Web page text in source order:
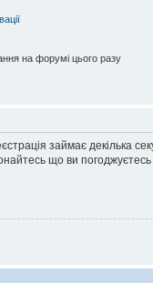
на форумі цього разу
займає декілька
що ви